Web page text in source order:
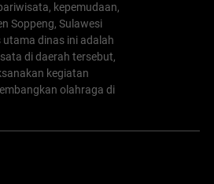
kepemudaan,
Soppeng, Sulawesi
utama dinas ini adalah
di daerah tersebut,
kegiatan
olahraga di